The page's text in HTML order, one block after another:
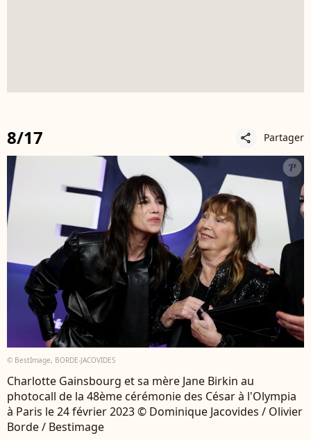
8/17 share Partager
© BestImage, BORDE-JACOVIDES
Charlotte Gainsbourg et sa mère Jane Birkin au
photocall de la 48ème cérémonie des César à l'Olympia
à Paris le 24 février 2023 © Dominique Jacovides / Olivier
Borde / Bestimage